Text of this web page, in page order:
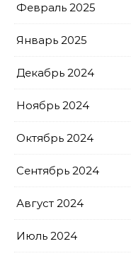
Февраль 2025
Январь 2025
Декабрь 2024
Ноябрь 2024
Октябрь 2024
Сентябрь 2024
Август 2024
Июль 2024